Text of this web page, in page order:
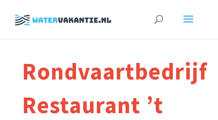
Zoeken
Rondvaartbedrijf
Restaurant ’t